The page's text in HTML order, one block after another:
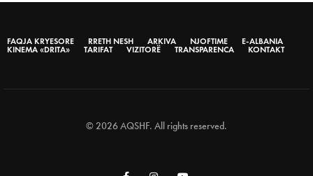
FAQJA KRYESORE RRETH NESH ARKIVA NJOFTIME
E-ALBANIA
KINEMA «DRITA»
TARIFAT VIZITORË TRANSPARENCA KONTAKT
© 2026 AQSHF. All rights reserved.